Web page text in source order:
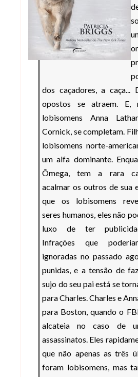
dos caçadores, a caça...
opostos se atraem. E,
lobisomens Anna
Cornick, se completam.
lobisomens norte-
um alfa dominante.
Ômega, tem a rara
acalmar os outros de sua
que os lobisomens
seres humanos, eles não
luxo de ter
Infrações que
ignoradas no passado
punidas, e a tensão de
sujo do seu pai está se
para Charles. Charles e
para Boston, quando o
alcateia no caso de
assassinatos. Eles
que não apenas as três
foram lobisomens, mas